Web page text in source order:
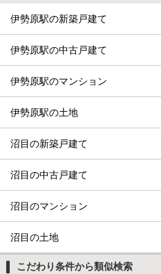
伊勢原駅の新築戸建て
伊勢原駅の中古戸建て
伊勢原駅のマンション
伊勢原駅の土地
沼目の新築戸建て
沼目の中古戸建て
沼目のマンション
沼目の土地
こだわり条件から類似検索